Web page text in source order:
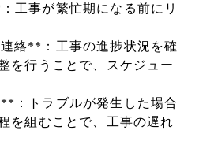
工事が繁忙期になる前にリ
絡**：工事の進捗状況を確
を行うことで、スケジュー
：トラブルが発生した場合
を組むことで、工事の遅れ